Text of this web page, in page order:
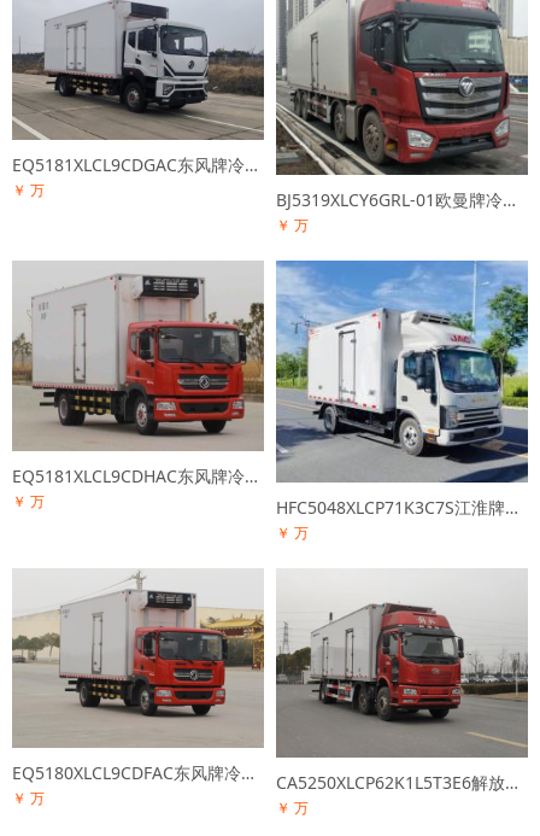
EQ5181XLCL9CDGAC东风牌冷藏车
￥ 万 BJ5319XLCY6GRL-01欧曼牌冷藏车
￥ 万
EQ5181XLCL9CDHAC东风牌冷藏车
￥ 万 HFC5048XLCP71K3C7S江淮牌冷藏车
￥ 万
EQ5180XLCL9CDFAC东风牌冷藏车
￥ 万
CA5250XLCP62K1L5T3E6解放牌冷藏车
￥ 万